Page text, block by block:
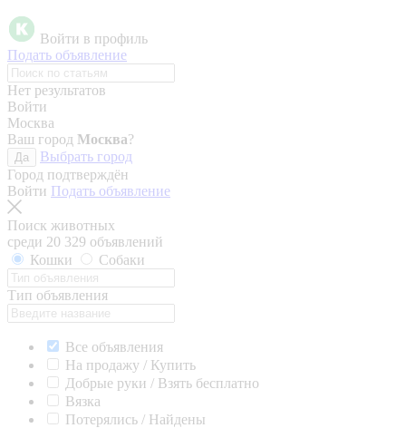
Войти в профиль
Подать объявление
Нет результатов
Войти
Москва
Ваш город Москва?
Да
Выбрать город
Город подтверждён
Войти Подать объявление
Поиск животных
среди 20 329 объявлений
Кошки
Собаки
Тип объявления
Все объявления
На продажу / Купить
Добрые руки / Взять бесплатно
Вязка
Потерялись / Найдены